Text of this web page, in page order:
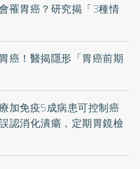
罹胃癌？研究揭「3種情
癌！醫揭隱形「胃癌前期
加免疫5成病患可控制癌
認消化潰瘍，定期胃鏡檢